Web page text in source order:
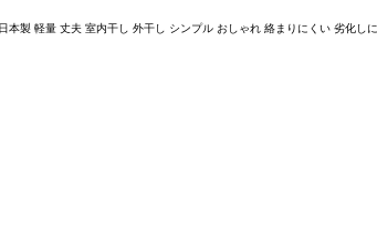
製 軽量 丈夫 室内干し 外干し シンプル おしゃれ 絡まりにくい 劣化し